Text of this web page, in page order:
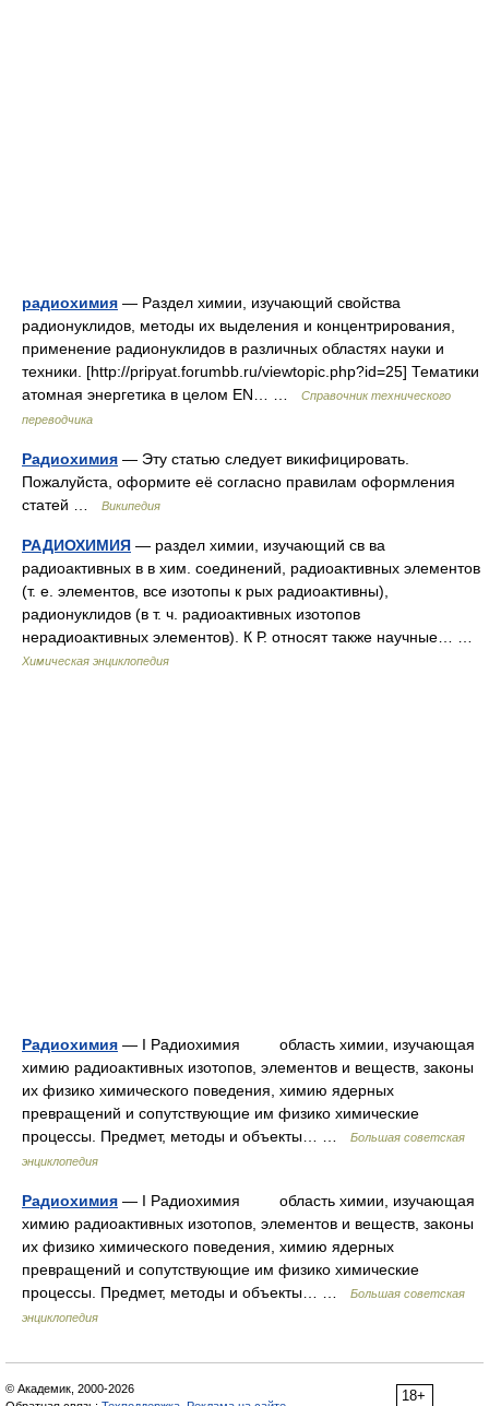
радиохимия — Раздел химии, изучающий свойства
радионуклидов, методы их выделения и концентрирования,
применение радионуклидов в различных областях науки и
техники. [http://pripyat.forumbb.ru/viewtopic.php?id=25] Тематики
атомная энергетика в целом EN… …
Справочник технического
переводчика
Радиохимия — Эту статью следует викифицировать.
Пожалуйста, оформите её согласно правилам оформления
статей …
Википедия
РАДИОХИМИЯ — раздел химии, изучающий св ва
радиоактивных в в хим. соединений, радиоактивных элементов
(т. е. элементов, все изотопы к рых радиоактивны),
радионуклидов (в т. ч. радиоактивных изотопов
нерадиоактивных элементов). К Р. относят также научные… …
Химическая энциклопедия
Радиохимия — I Радиохимия область химии, изучающая
химию радиоактивных изотопов, элементов и веществ, законы
их физико химического поведения, химию ядерных
превращений и сопутствующие им физико химические
процессы. Предмет, методы и объекты… …
Большая советская
энциклопедия
Радиохимия — I Радиохимия область химии, изучающая
химию радиоактивных изотопов, элементов и веществ, законы
их физико химического поведения, химию ядерных
превращений и сопутствующие им физико химические
процессы. Предмет, методы и объекты… …
Большая советская
энциклопедия
18+
© Академик, 2000-2026